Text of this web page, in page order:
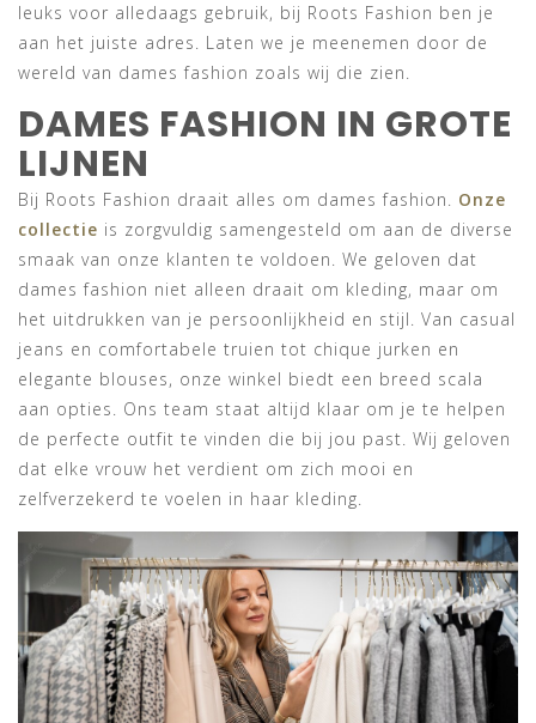
leuks voor alledaags gebruik, bij Roots Fashion ben je
aan het juiste adres. Laten we je meenemen door de
wereld van dames fashion zoals wij die zien.
DAMES FASHION IN GROTE
LIJNEN
Bij Roots Fashion draait alles om dames fashion. Onze
collectie is zorgvuldig samengesteld om aan de diverse
smaak van onze klanten te voldoen. We geloven dat
dames fashion niet alleen draait om kleding, maar om
het uitdrukken van je persoonlijkheid en stijl. Van casual
jeans en comfortabele truien tot chique jurken en
elegante blouses, onze winkel biedt een breed scala
aan opties. Ons team staat altijd klaar om je te helpen
de perfecte outfit te vinden die bij jou past. Wij geloven
dat elke vrouw het verdient om zich mooi en
zelfverzekerd te voelen in haar kleding.